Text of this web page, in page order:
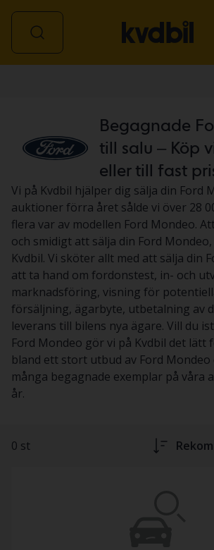
Begagnade
till salu – Köp
eller till fast
Vi på Kvdbil hjälper dig sälja din Ford
auktioner förra året sålde vi över 28
flera var av modellen Ford Mondeo.
och smidigt att sälja din Ford
Kvdbil. Vi sköter allt med att sälja din
att ta hand om fordonstest, in- och
marknadsföring, visning för
försäljning, ägarbyte, utbetalning av
leverans till bilens nya ägare. Vill du
Ford Mondeo gör vi på Kvdbil det lätt
bland ett stort utbud av Ford Mondeo
många begagnade exemplar på våra
år.
0 st